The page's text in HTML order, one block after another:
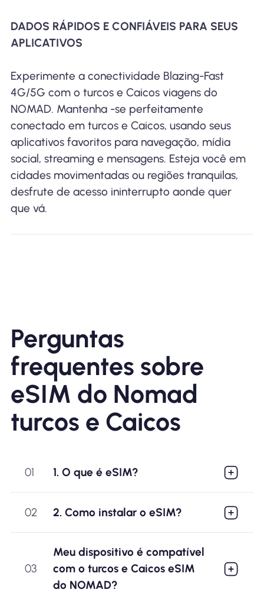
DADOS RÁPIDOS E CONFIÁVEIS ​​PARA SEUS
APLICATIVOS
Experimente a conectividade Blazing-Fast
4G/5G com o turcos e Caicos viagens do
NOMAD. Mantenha -se perfeitamente
conectado em turcos e Caicos, usando seus
aplicativos favoritos para navegação, mídia
social, streaming e mensagens. Esteja você em
cidades movimentadas ou regiões tranquilas,
desfrute de acesso ininterrupto aonde quer
que vá.
Perguntas
frequentes sobre
eSIM do Nomad
turcos e Caicos
01 1. O que é eSIM?
02 2. Como instalar o eSIM?
03
Meu dispositivo é compatível
com o turcos e Caicos eSIM
do NOMAD?